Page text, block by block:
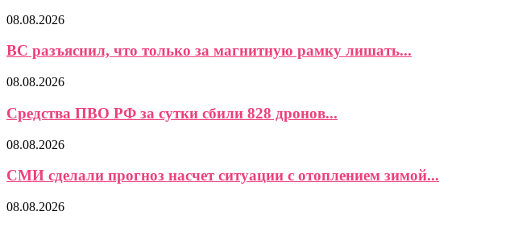
08.08.2026
ВС разъяснил, что только за магнитную рамку лишать...
08.08.2026
Средства ПВО РФ за сутки сбили 828 дронов...
08.08.2026
СМИ сделали прогноз насчет ситуации с отоплением зимой...
08.08.2026